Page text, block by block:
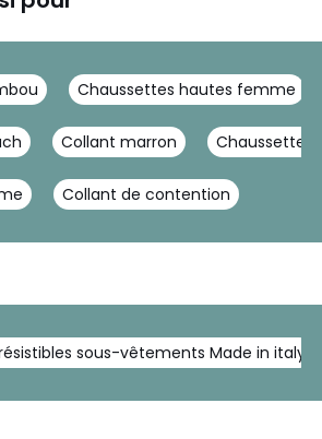
Chaussettes hautes femme
Collant marron Chaussettes
Collant de contention
sous-vêtements Made in italy